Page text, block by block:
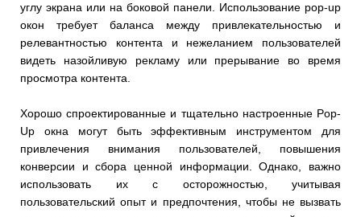
углу экрана или на боковой панели. Использование pop-up
окон требует баланса между привлекательностью и
релевантностью контента и нежеланием пользователей
видеть назойливую рекламу или прерывание во время
просмотра контента.
Хорошо спроектированные и тщательно настроенные Pop-
Up окна могут быть эффективным инструментом для
привлечения внимания пользователей, повышения
конверсии и сбора ценной информации. Однако, важно
использовать их с осторожностью, учитывая
пользовательский опыт и предпочтения, чтобы не вызвать